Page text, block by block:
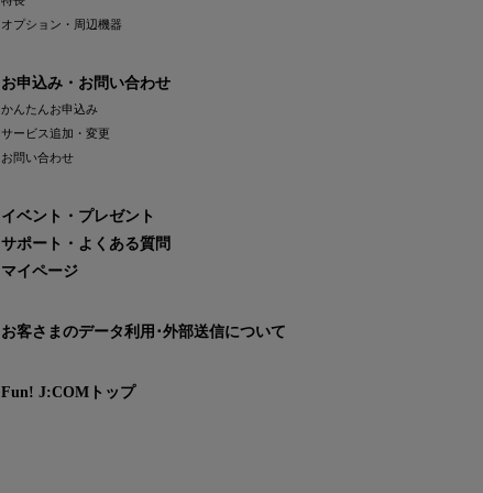
オプション・周辺機器
お申込み・お問い合わせ
かんたんお申込み
サービス追加・変更
お問い合わせ
イベント・プレゼント
サポート・よくある質問
マイページ
お客さまのデータ利用･外部送信について
Fun! J:COMトップ